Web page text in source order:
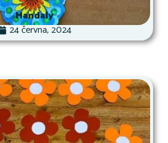
Mandaly
24 června, 2024